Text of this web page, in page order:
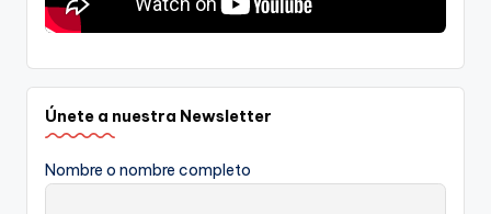
Únete a nuestra Newsletter
Nombre o nombre completo